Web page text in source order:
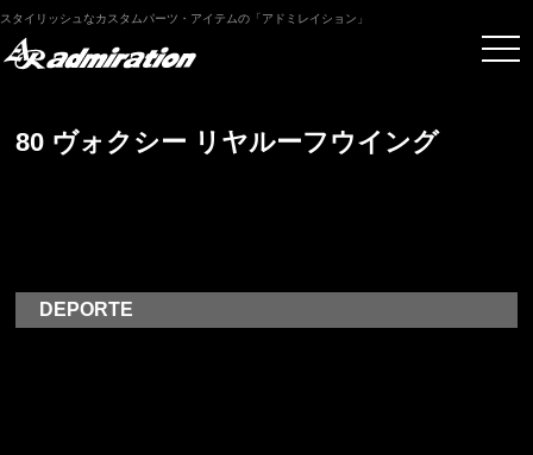
スタイリッシュなカスタムパーツ・アイテムの「アドミレイション」
80 ヴォクシー リヤルーフウイング
DEPORTE